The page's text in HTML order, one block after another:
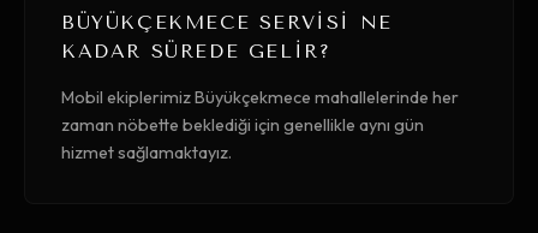
BÜYÜKÇEKMECE SERVISI NE
KADAR SÜREDE GELIR?
Mobil ekiplerimiz Büyükçekmece mahallelerinde her
zaman nöbette beklediği için genellikle aynı gün
hizmet sağlamaktayız.